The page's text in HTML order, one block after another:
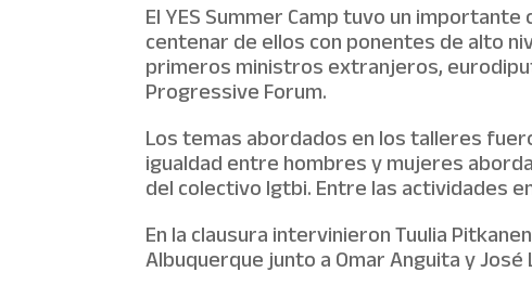
El YES Summer Camp tuvo un
centenar de ellos con ponentes de alto
primeros ministros extranjeros,
Progressive Forum.
Los temas abordados en los talleres
igualdad entre hombres y mujeres
del colectivo lgtbi. Entre las actividades
En la clausura intervinieron Tuulia
Albuquerque junto a Omar Anguita y